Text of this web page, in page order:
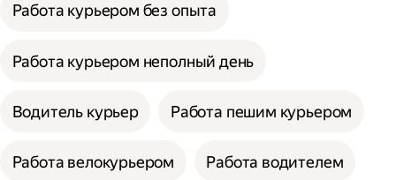
Работа курьером без опыта
Работа курьером неполный день
Водитель курьер Работа пешим курьером
Работа велокурьером Работа водителем